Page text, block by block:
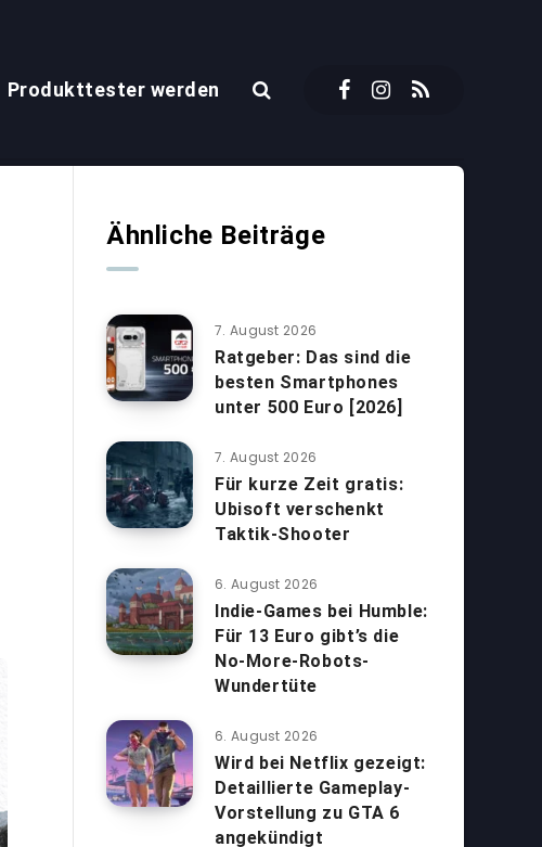
Produkttester werden
Ähnliche Beiträge
7. August 2026
Ratgeber: Das sind die
besten Smartphones
unter 500 Euro [2026]
7. August 2026
Für kurze Zeit gratis:
Ubisoft verschenkt
Taktik-Shooter
6. August 2026
Indie-Games bei Humble:
Für 13 Euro gibt’s die
No-More-Robots-
Wundertüte
6. August 2026
Wird bei Netflix gezeigt:
Detaillierte Gameplay-
Vorstellung zu GTA 6
angekündigt